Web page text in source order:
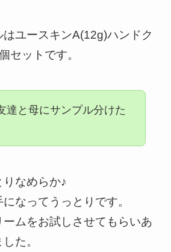
ユースキンA(12g)ハンドク
セットです。
達と母にサンプル分けた
なめらか♪
なってうっとりです。
ムをお試しさせてもらいあ
た。